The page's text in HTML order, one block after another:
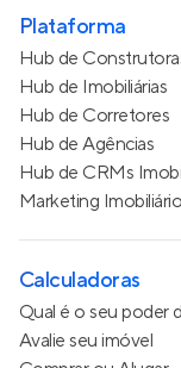
Plataforma
Hub de
Hub de Imobiliárias
Hub de Corretores
Hub de Agências
Hub de CRMs
Marketing Imobiliário
Calculadoras
Qual é o seu poder
Avalie seu imóvel